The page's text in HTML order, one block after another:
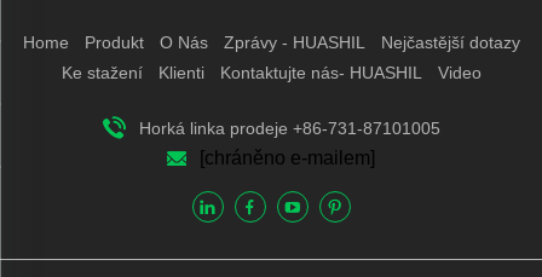
Home Produkt O Nás Zprávy - HUASHIL
Nejčastější dotazy
Ke stažení
Klienti Kontaktujte nás- HUASHIL Video
Horká linka prodeje +86-731-87101005
[chráněno e-mailem]